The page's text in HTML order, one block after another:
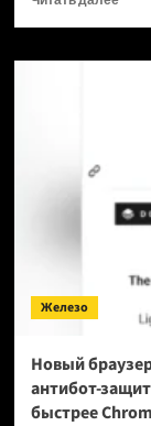
Для
на
раз
Железо
Новый
антибот-
быстрее